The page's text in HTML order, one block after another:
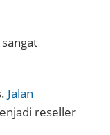
Jalan
reseller